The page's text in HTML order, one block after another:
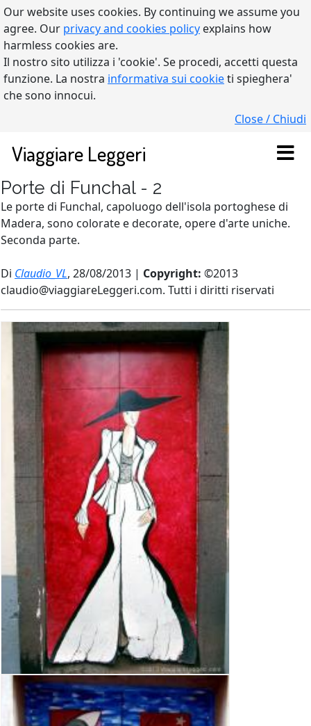
Our website uses cookies. By continuing we assume you
agree. Our privacy and cookies policy explains how
harmless cookies are.
Il nostro sito utilizza i 'cookie'. Se procedi, accetti questa
funzione. La nostra informativa sui cookieti spieghera'
che sono innocui.
Close / Chiudi
Viaggiare Leggeri
Porte di Funchal - 2
Le porte di Funchal, capoluogo dell'isola portoghese di
Madera, sono colorate e decorate, opere d'arte uniche.
Seconda parte.
Di Claudio_VL, 28/08/2013 | Copyright: ©2013
claudio@viaggiareLeggeri.com. Tutti i diritti riservati